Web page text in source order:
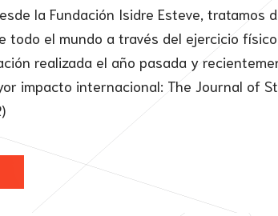
la Fundación Isidre Esteve, tratamos
todo el mundo a través del ejercicio
realizada el año pasada y
impacto internacional: The Journal of